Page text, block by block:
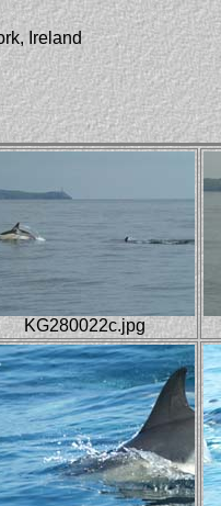
Ireland
KG280022c.jpg